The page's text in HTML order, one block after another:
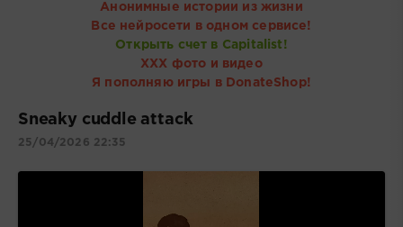
Анонимные истории из жизни
Все нейросети в одном сервисе!
Открыть счет в Capitalist!
ХХХ фото и видео
Я пополняю игры в DonateShop!
Sneaky cuddle attack
25/04/2026 22:35